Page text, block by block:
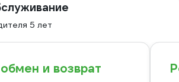
5 лет
и возврат